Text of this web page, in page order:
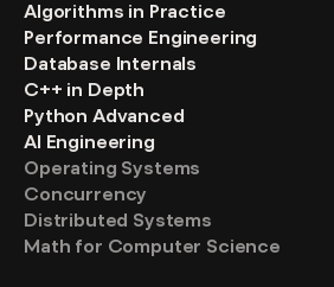
Algorithms in Practice
Performance Engineering
Database Internals
C++ in Depth
Python Advanced
AI Engineering
Operating Systems
Concurrency
Distributed Systems
Math for Computer Science